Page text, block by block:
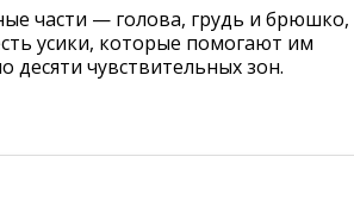
части — голова, грудь и брюшко,
усики, которые помогают им
десяти чувствительных зон.